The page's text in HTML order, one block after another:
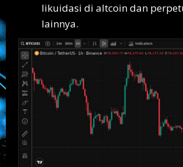
likuidasi di altcoin dan
lainnya.